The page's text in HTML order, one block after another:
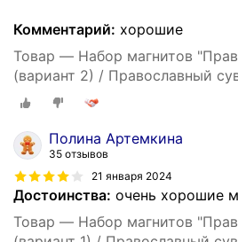
Комментарий: хорошие
Товар — Набор магнитов
(вариант 2) / Православный
Полина Артемкина
35 отзывов
21 января 2024
Достоинства: очень хорошие
Товар — Набор магнитов